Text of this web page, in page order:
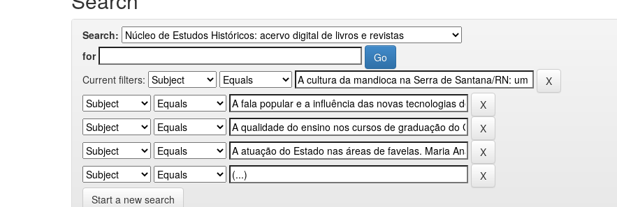
Search:
for
Current filters:
Start a new search